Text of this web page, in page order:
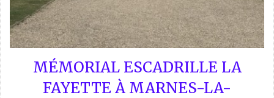
MÉMORIAL ESCADRILLE LA
FAYETTE À MARNES-LA-